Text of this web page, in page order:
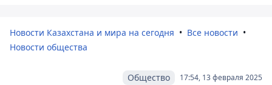
Новости Казахстана и мира на сегодня
Все новости
Новости общества
17:54, 13 февраля 2025
Общество